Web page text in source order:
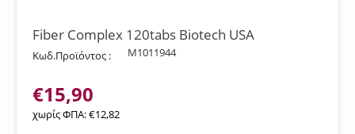
Fiber Complex 120tabs Biotech USA
Κωδ.Προϊόντος : M1011944
€15,90
χωρίς ΦΠΑ:€12,82